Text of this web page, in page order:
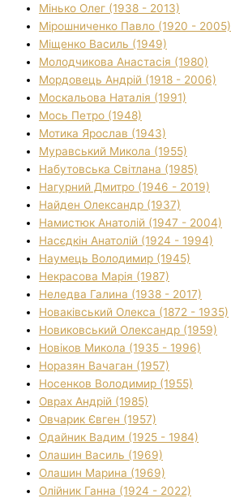
Мінько Олег (1938 - 2013)
Мірошниченко Павло (1920 - 2005)
Міщенко Василь (1949)
Молодчикова Анастасія (1980)
Мордовець Андрій (1918 - 2006)
Москальова Наталія (1991)
Мось Петро (1948)
Мотика Ярослав (1943)
Муравський Микола (1955)
Набутовська Світлана (1985)
Нагурний Дмитро (1946 - 2019)
Найден Олександр (1937)
Намистюк Анатолій (1947 - 2004)
Насєдкін Анатолій (1924 - 1994)
Наумець Володимир (1945)
Некрасова Марія (1987)
Неледва Галина (1938 - 2017)
Новаківський Олекса (1872 - 1935)
Новиковський Олександр (1959)
Новіков Микола (1935 - 1996)
Норазян Вачаган (1957)
Носенков Володимир (1955)
Оврах Андрій (1985)
Овчарик Євген (1957)
Одайник Вадим (1925 - 1984)
Олашин Василь (1969)
Олашин Марина (1969)
Олійник Ганна (1924 - 2022)